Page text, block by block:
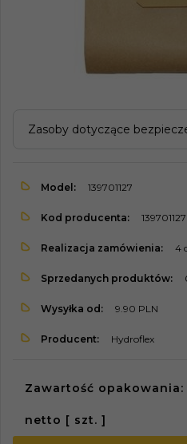
Zasoby dotyczące
Model: 139701127
Kod producenta: 139701127
Realizacja zamówienia: 4
Sprzedanych produktów:
Wysyłka od: 9.90 PLN
Producent: Hydroflex
Zawartość opakowania:
netto [ szt. ]